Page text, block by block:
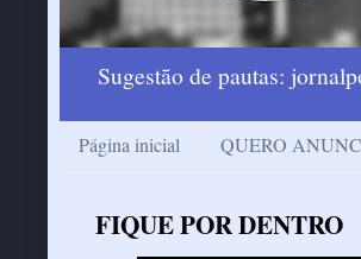
Sugestão de pautas:
Página inicial QUERO
FIQUE POR DENTRO